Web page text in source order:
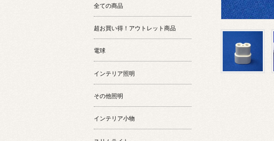
全ての商品
超お買い得！アウトレット商品
電球
インテリア照明
その他照明
インテリア小物